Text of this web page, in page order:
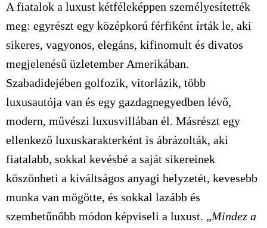
A fiatalok a luxust kétféleképpen személyesítették
meg: egyrészt egy középkorú férfiként írták le, aki
sikeres, vagyonos, elegáns, kifinomult és divatos
megjelenésű üzletember Amerikában.
Szabadidejében golfozik, vitorlázik, több
luxusautója van és egy gazdagnegyedben lévő,
modern, művészi luxusvillában él. Másrészt egy
ellenkező luxuskarakterként is ábrázolták, aki
fiatalabb, sokkal kevésbé a saját sikereinek
köszönheti a kiváltságos anyagi helyzetét, kevesebb
munka van mögötte, és sokkal lazább és
szembetűnőbb módon képviseli a luxust. „Mindez a